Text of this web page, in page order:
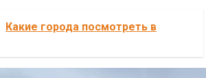
Какие города посмотреть в